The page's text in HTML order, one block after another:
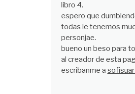
libro 4.
espero que
todas le tenemos
personjae.
bueno un beso para
al creador de esta
escribanme a